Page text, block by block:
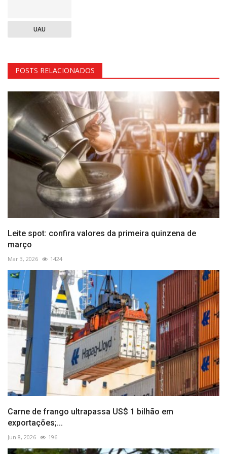
UAU
POSTS RELACIONADOS
Leite spot: confira valores da primeira quinzena de
março
Mar 3, 2026 1424
Carne de frango ultrapassa US$ 1 bilhão em
exportações;...
Jun 8, 2026 196